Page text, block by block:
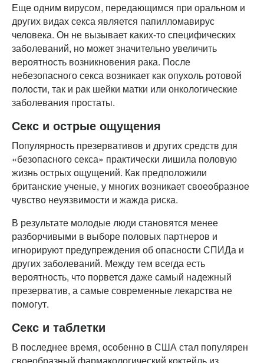
Еще одним вирусом, передающимся при оральном и
других видах секса является папилломавирус
человека. Он не вызывает каких-то специфических
заболеваний, но может значительно увеличить
вероятность возникновения рака. После
небезопасного секса возникает как опухоль ротовой
полости, так и рак шейки матки или онкологические
заболевания простаты.
Секс и острые ощущения
Популярность презервативов и других средств для
«безопасного секса» практически лишила половую
жизнь острых ощущений. Как предположили
британские ученые, у многих возникает своеобразное
чувство неуязвимости и жажда риска.
В результате молодые люди становятся менее
разборчивыми в выборе половых партнеров и
игнорируют предупреждения об опасности СПИДа и
других заболеваний. Между тем всегда есть
вероятность, что порвется даже самый надежный
презерватив, а самые современные лекарства не
помогут.
Секс и таблетки
В последнее время, особенно в США стал популярен